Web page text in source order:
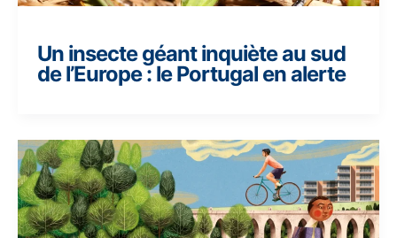
Un insecte géant inquiète au sud
de l’Europe : le Portugal en alerte